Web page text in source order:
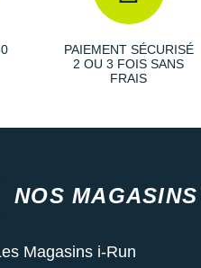
PAIEMENT SÉCURISÉ
2 OU 3 FOIS SANS
FRAIS
NOS MAGASINS
Magasins i-Run